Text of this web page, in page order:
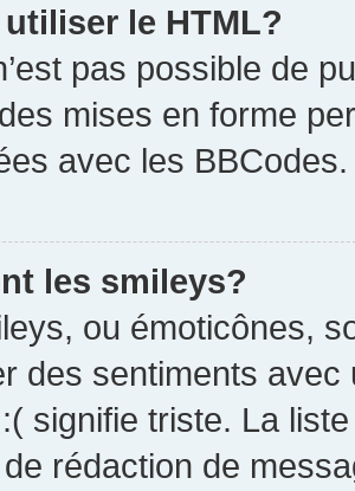
le HTML?
pas possible de
mises en forme
avec les BBCodes.
les smileys?
ou émoticônes,
des sentiments
signifie triste. La
rédaction de